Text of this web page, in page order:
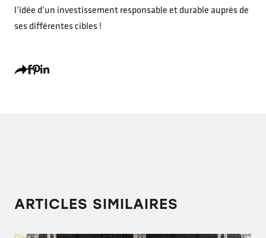
l’idée d’un investissement responsable et durable auprès de
ses différentes cibles !
ARTICLES SIMILAIRES